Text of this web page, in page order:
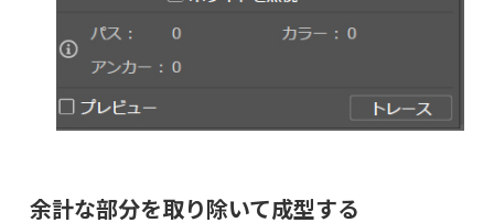
余計な部分を取り除いて成型する